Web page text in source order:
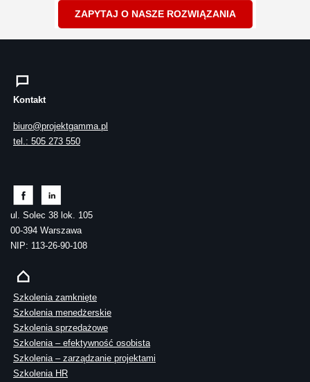
ZAPYTAJ O NASZE ROZWIĄZANIA
Kontakt
biuro@projektgamma.pl
tel.: 505 273 550
ul. Solec 38 lok. 105
00-394 Warszawa
NIP: 113-26-90-108
Szkolenia zamknięte
Szkolenia menedżerskie
Szkolenia sprzedażowe
Szkolenia – efektywność osobista
Szkolenia – zarządzanie projektami
Szkolenia HR